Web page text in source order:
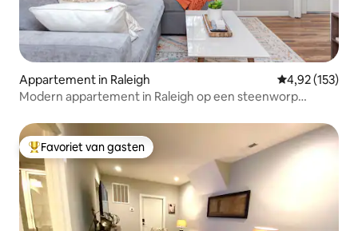
Appartement in Raleigh Gemiddelde
4,92 (153)
Modern appartement in Raleigh op een steenworp
Topfavoriet van gasten
Favoriet van gasten